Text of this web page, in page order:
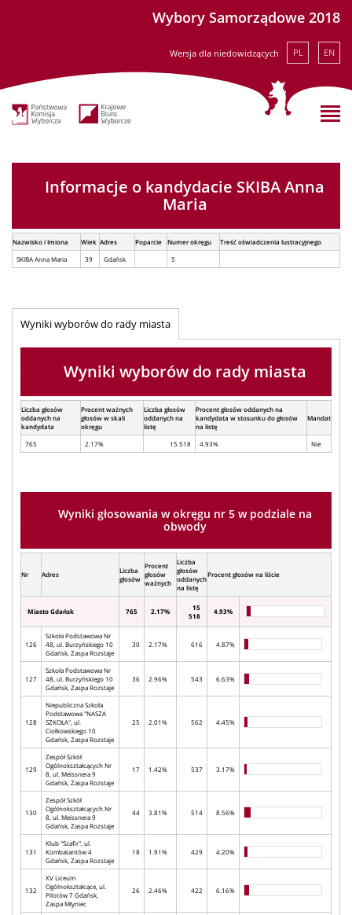
Wybory Samorządowe 2018
Wersja dla niedowidzących PL EN
Informacje o kandydacie SKIBA Anna
Maria
Nazwisko i Imiona Wiek Adres Poparcie Numer okręgu
Treść oświadczenia lustracyjnego
SKIBA Anna Maria
39 Gdańsk 5
Wyniki wyborów do rady miasta
Wyniki wyborów do rady miasta
Liczba głosów
oddanych na
kandydata
Procent ważnych
głosów w skali
okręgu
Liczba głosów
oddanych na
listę
Procent głosów oddanych na
kandydata w stosunku do głosów
na listę
Mandat
765 2.17% 15 518 4.93% Nie
Wyniki głosowania w okręgu nr 5 w podziale na
obwody
Nr Adres
Liczba
głosów
Procent
głosów
ważnych
Liczba
głosów
oddanych
na listę
Procent głosów na liście
Miasto Gdańsk 765 2.17%
15
518
4.93%
126
Szkoła Podstawowa Nr
48, ul. Burzyńskiego 10
Gdańsk, Zaspa Rozstaje
30 2.17% 616 4.87%
127
Szkoła Podstawowa Nr
48, ul. Burzyńskiego 10
Gdańsk, Zaspa Rozstaje
36 2.96% 543 6.63%
128
Niepubliczna Szkoła
Podstawowa "NASZA
SZKOŁA", ul.
Ciołkowskiego 10
Gdańsk, Zaspa Rozstaje
25 2.01% 562 4.45%
129
Zespół Szkół
Ogólnokształcących Nr
8, ul. Meissnera 9
Gdańsk, Zaspa Rozstaje
17 1.42% 537 3.17%
130
Zespół Szkół
Ogólnokształcących Nr
8, ul. Meissnera 9
Gdańsk, Zaspa Rozstaje
44 3.81% 514 8.56%
131
Klub "Szafir", ul.
Kombatantów 4
Gdańsk, Zaspa Rozstaje
18 1.91% 429 4.20%
132
XV Liceum
Ogólnokształcące, ul.
Pilotów 7 Gdańsk,
Zaspa Młyniec
26 2.46% 422 6.16%